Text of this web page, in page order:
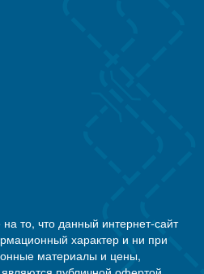
то, что данный интернет-сайт
характер и ни при
материалы и цены,